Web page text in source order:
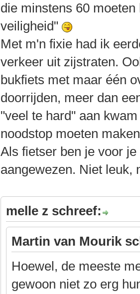
die minstens 60
veiligheid"
Met m'n fixie had ik
verkeer uit zijstraten.
bukfiets met maar één
doorrijden, meer dan
"veel te hard" aan
noodstop moeten
Als fietser ben je voor
aangewezen. Niet
melle z schreef:
Martin van Mourik
Hoewel, de meeste
gewoon niet zo erg